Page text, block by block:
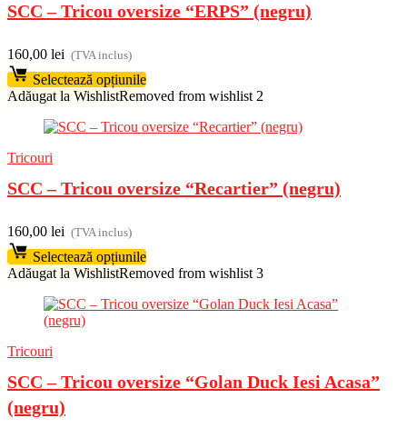
SCC – Tricou oversize “ERPS” (negru)
160,00 lei (TVA inclus)
Selectează opțiunile
Adăugat la WishlistRemoved from wishlist 2
Tricouri
SCC – Tricou oversize “Recartier” (negru)
160,00 lei (TVA inclus)
Selectează opțiunile
Adăugat la WishlistRemoved from wishlist 3
Tricouri
SCC – Tricou oversize “Golan Duck Iesi Acasa”
(negru)